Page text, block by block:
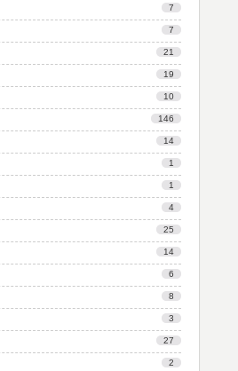
7
7
21
19
10
146
14
1
1
4
25
14
6
8
3
27
2